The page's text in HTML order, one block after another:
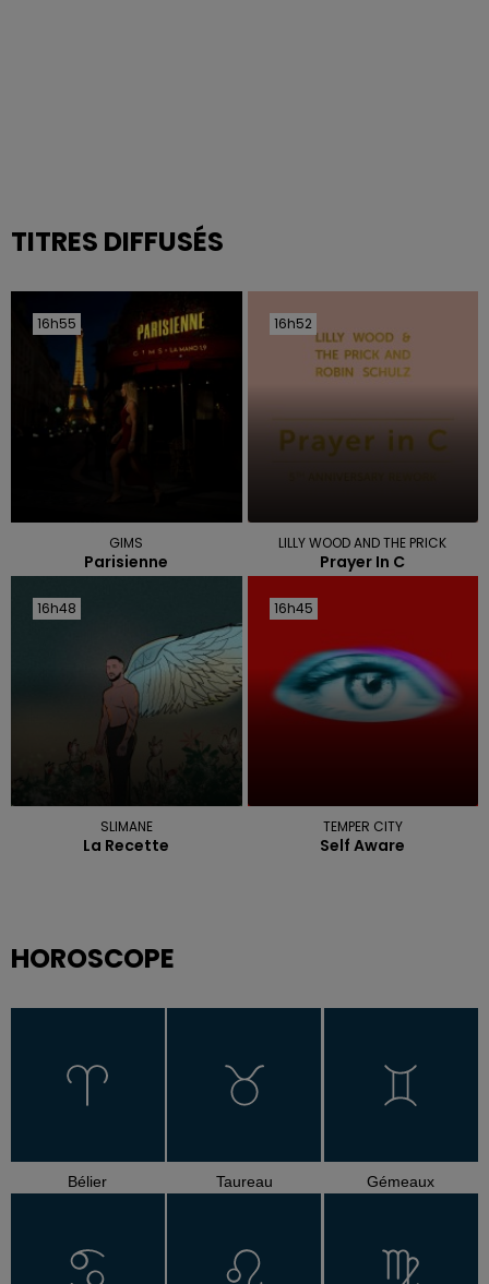
TITRES DIFFUSÉS
16h55
16h55
GIMS
Parisienne
16h52
16h52
LILLY WOOD AND THE PRICK
Prayer In C
16h48
16h48
SLIMANE
La Recette
16h45
16h45
TEMPER CITY
Self Aware
HOROSCOPE
Bélier Taureau Gémeaux